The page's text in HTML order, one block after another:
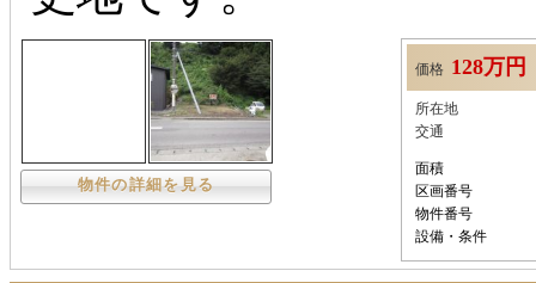
物件の詳細を見る
価格 128万円
所在地
交通
面積
区画番号
物件番号
設備・条件